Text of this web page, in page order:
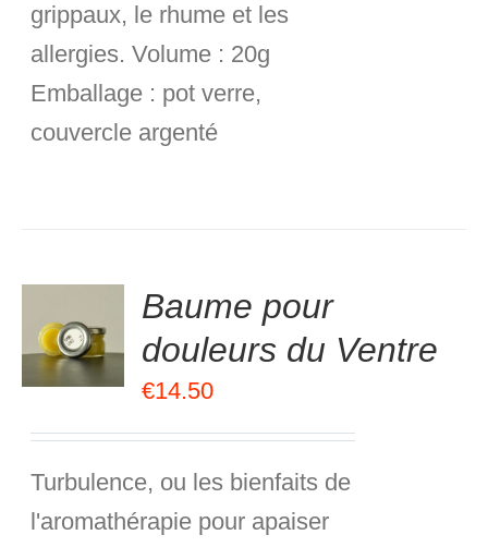
grippaux, le rhume et les
allergies.Volume : 20g
Emballage : pot verre,
couvercle argenté
Baume pour
douleurs du Ventre
€14.50
Turbulence, ou les bienfaits de
l'aromathérapie pour apaiser